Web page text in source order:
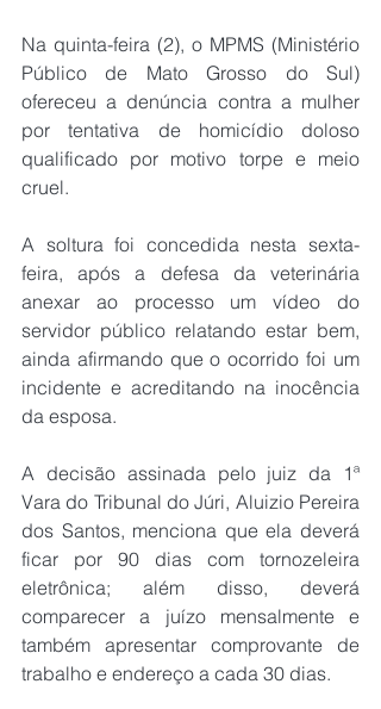
Na quinta-feira (2), o MPMS (Ministério
Público de Mato Grosso do Sul)
ofereceu a denúncia contra a mulher
por tentativa de homicídio doloso
qualificado por motivo torpe e meio
cruel.
A soltura foi concedida nesta sexta-
feira, após a defesa da veterinária
anexar ao processo um vídeo do
servidor público relatando estar bem,
ainda afirmando que o ocorrido foi um
incidente e acreditando na inocência
da esposa.
A decisão assinada pelo juiz da 1ª
Vara do Tribunal do Júri, Aluizio Pereira
dos Santos, menciona que ela deverá
ficar por 90 dias com tornozeleira
eletrônica; além disso, deverá
comparecer a juízo mensalmente e
também apresentar comprovante de
trabalho e endereço a cada 30 dias.